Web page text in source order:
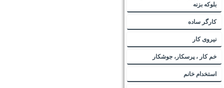
بلوکه بزنه
کارگر ساده
نیروی کار
خم کار ، پرسکار، جوشکار
استخدام خانم